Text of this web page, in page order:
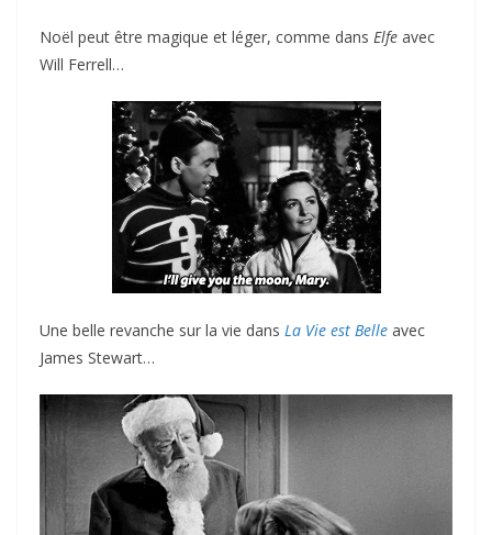
Noël peut être magique et léger, comme dans Elfe avec
Will Ferrell…
Une belle revanche sur la vie dans La Vie est Belle avec
James Stewart…